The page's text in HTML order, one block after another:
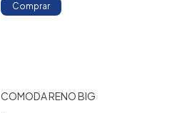
Comprar
COMODA RENO BIG